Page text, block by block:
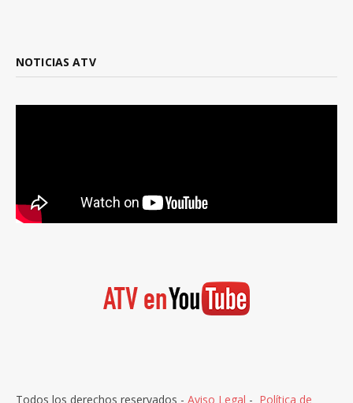
NOTICIAS ATV
Todos los derechos reservados - Aviso Legal - Política de